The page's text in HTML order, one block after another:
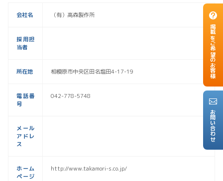
掲載をご希望のお客様
お問い合わせ
会社名 （有）高森製作所
採用担
当者
所在地 相模原市中央区田名塩田4-17-19
電話番
号
042-778-5748
メール
アドレ
ス
ホーム
ページ
http://www.takamori-s.co.jp/